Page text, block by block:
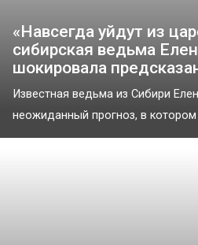
«Навсегда уйдут из
сибирская ведьма
шокировала
Известная ведьма из Сибири
неожиданный прогноз, в котором